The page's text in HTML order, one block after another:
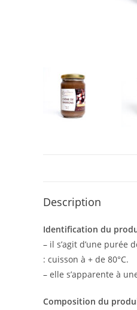
Description
Identification du
– il s’agit d’une purée
: cuisson à + de 80°C.
– elle s’apparente à
Composition du